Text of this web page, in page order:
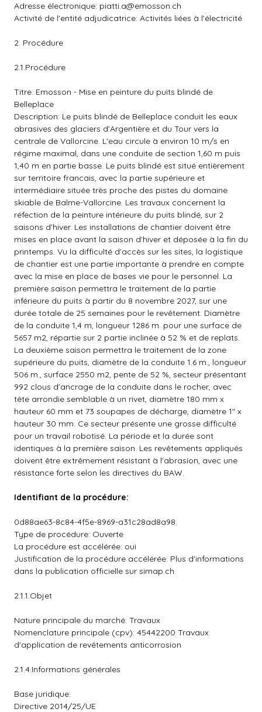
Adresse électronique: piatti.a@emosson.ch
Activité de l'entité adjudicatrice: Activités liées à l'électricité
2. Procédure
2.1.Procédure
Titre: Emosson - Mise en peinture du puits blindé de
Belleplace
Description: Le puits blindé de Belleplace conduit les eaux
abrasives des glaciers d'Argentière et du Tour vers la
centrale de Vallorcine. L'eau circule à environ 10 m/s en
régime maximal, dans une conduite de section 1,60 m puis
1,40 m en partie basse. Le puits blindé est situé entièrement
sur territoire francais, avec la partie supérieure et
intermédiaire située très proche des pistes du domaine
skiable de Balme-Vallorcine. Les travaux concernent la
réfection de la peinture intérieure du puits blindé, sur 2
saisons d'hiver. Les installations de chantier doivent être
mises en place avant la saison d'hiver et déposée à la fin du
printemps. Vu la difficulté d'accès sur les sites, la logistique
de chantier est une partie importante à prendre en compte
avec la mise en place de bases vie pour le personnel. La
première saison permettra le traitement de la partie
inférieure du puits à partir du 8 novembre 2027, sur une
durée totale de 25 semaines pour le revêtement. Diamètre
de la conduite 1,4 m, longueur 1286 m. pour une surface de
5657 m2, répartie sur 2 partie inclinée à 52 % et de replats.
La deuxième saison permettra le traitement de la zone
supérieure du puits, diamètre de la conduite 1.6 m., longueur
506 m., surface 2550 m2, pente de 52 %, secteur présentant
992 clous d'ancrage de la conduite dans le rocher, avec
tête arrondie semblable à un rivet, diamètre 180 mm x
hauteur 60 mm et 73 soupapes de décharge, diamètre 1" x
hauteur 30 mm. Ce secteur présente une grosse difficulté
pour un travail robotisé. La période et la durée sont
identiques à la première saison. Les revêtements appliqués
doivent être extrêmement résistant à l'abrasion, avec une
résistance forte selon les directives du BAW.
Identifiant de la procédure:
0d88ae63-8c84-4f5e-8969-a31c28ad8a98.
Type de procédure: Ouverte
La procédure est accélérée: oui
Justification de la procédure accélérée: Plus d'informations
dans la publication officielle sur simap.ch
2.1.1.Objet
Nature principale du marché: Travaux
Nomenclature principale (cpv): 45442200 Travaux
d'application de revêtements anticorrosion
2.1.4.Informations générales
Base juridique:
Directive 2014/25/UE